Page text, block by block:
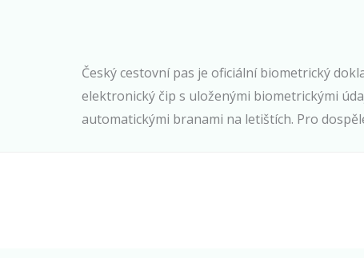
Český cestovní pas je oficiální biometrický
elektronický čip s uloženými biometrickými
automatickými branami na letištích. Pro